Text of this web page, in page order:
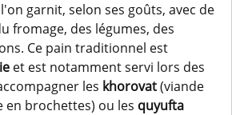
garnit, selon ses goûts, avec de
fromage, des légumes, des
Ce pain traditionnel est
et est notamment servi lors des
les khorovat(viande
en brochettes) ou les quyufta